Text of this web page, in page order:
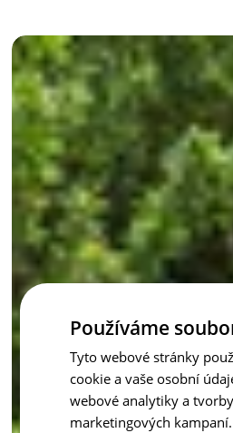
palisády ji dokonale doplňují.
Chceš zahradě dodat teplo
rozmarů? S palisádami Staré dřevo
výdrž moderního materiálu.
inspirace -
Používáme
Tyto webové stránky
cookie a vaše osobní
webové analytiky a tvorby
marketingových